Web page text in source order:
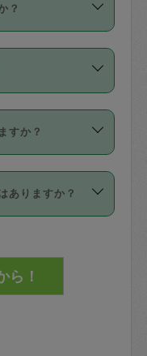
す。
各自の得意
したタスカ
。
件目のレビュ
の登録に際
、人にけが
で、補償金額
ついて教えて
なっていま
けることが
？
2種類がありま
スポット契約
キャンセル
料金の50%
ューはありま
活用するこ
スカジさんを
タスカジさ
スカジさんに
すか？
ジさんの同意
ち、タスカ
な信頼関係が
タスカジさん
ありますか？
ーや金庫に入
するよう心掛